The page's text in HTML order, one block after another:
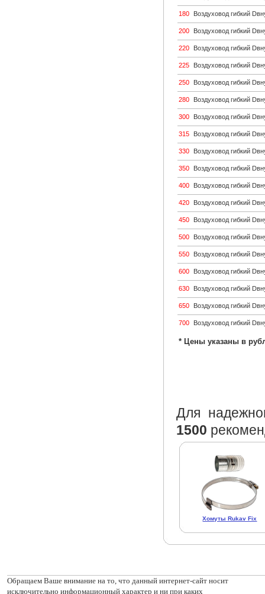
180 Воздуховод гибкий
200 Воздуховод гибкий
220 Воздуховод гибкий
225 Воздуховод гибкий
250 Воздуховод гибкий
280 Воздуховод гибкий
300 Воздуховод гибкий
315 Воздуховод гибкий
330 Воздуховод гибкий
350 Воздуховод гибкий
400 Воздуховод гибкий
420 Воздуховод гибкий
450 Воздуховод гибкий
500 Воздуховод гибкий
550 Воздуховод гибкий
600 Воздуховод гибкий
630 Воздуховод гибкий
650 Воздуховод гибкий
700 Воздуховод гибкий
* Цены указаны в
Для
1500
Хомуты Rukav Fix
Обращаем Ваше внимание на то, что данный интернет-сайт носит
исключительно информационный характер и ни при каких